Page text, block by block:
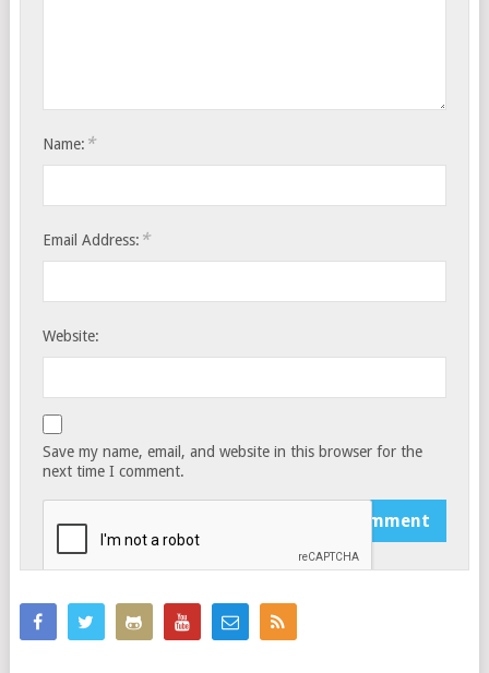
Name: *
Email Address: *
Website:
Save my name, email, and website in this browser for the
next time I comment.